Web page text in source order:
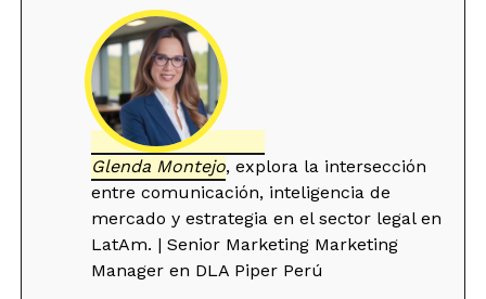
Glenda Montejo, explora la intersección
entre comunicación, inteligencia de
mercado y estrategia en el sector legal en
LatAm. | Senior Marketing Marketing
Manager en DLA Piper Perú